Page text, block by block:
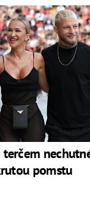
terčem
pomstu